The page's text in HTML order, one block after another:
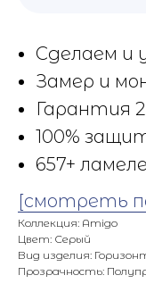
Сделаем и
Замер и
Гарантия 2
100%
657+
[смотреть
Коллекция: Amigo
Цвет: Серый
Вид изделия:
Прозрачность: